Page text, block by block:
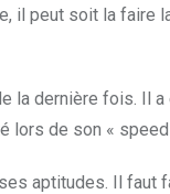
peut soit la
la dernière fois.
de son « speed
aptitudes. Il faut